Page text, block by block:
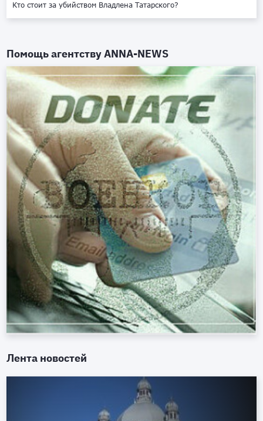
Кто стоит за убийством Владлена Татарского?
Помощь агентствуANNA-NEWS
Лента новостей